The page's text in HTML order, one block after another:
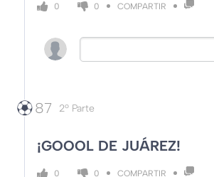
0 0 COMPARTIR
87 2º Parte
¡GOOOL DE JUÁREZ!
0 0 COMPARTIR